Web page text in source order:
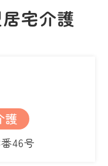
宅介護
護
46号